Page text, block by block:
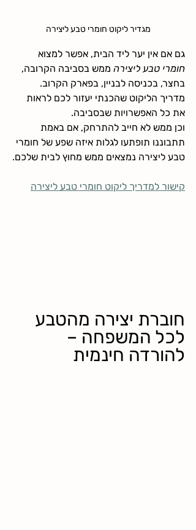
מגדיר ליקוט חומרי טבע ליצירה
גם אם אין יער ליד הבית, אפשר למצוא
חומרי טבע ליצירה ממש בסביבה הקרובה,
בחצר, בכניסה לבניין, בפארק הקרוב.
מדריך הליקוט שהכנתי יעזור לכם לראות
את כל האפשרויות שבסביבה.
וכן ממש לא חייב להתרחק, אם באמת
תתבוננו תופתעו לגלות איזה שפע של חומרי
טבע ליצירה נמצאים ממש מחוץ לבית שלכם.
קישור למדריך ליקוט חומרי טבע ליצירה
חוברת יצירה מהטבע
לכל המשפחה –
להורדה חינמית